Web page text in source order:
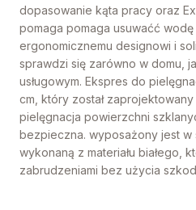
dopasowanie kąta pracy oraz
pomaga pomaga usuwaćć
ergonomicznemu designowi i
sprawdzi się zarówno w domu,
usługowym. Ekspres do
cm, który został
pielęgnacja powierzchni
bezpieczna. wyposażony jest
wykonaną z materiału białego,
zabrudzeniami bez użycia